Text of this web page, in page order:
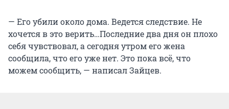
— Его убили около дома. Ведется следствие. Не
хочется в это верить…Последние два дня он плохо
себя чувствовал, а сегодня утром его жена
сообщила, что его уже нет. Это пока всё, что
можем сообщить, — написал Зайцев.